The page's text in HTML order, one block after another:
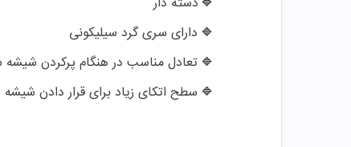
🔷
🔷 دارای سری گرد سیلیکونی
🔷 تعادل مناسب در هنگام پرکردن شیشه
🔷 سطح اتکای زیاد برای قرار دادن